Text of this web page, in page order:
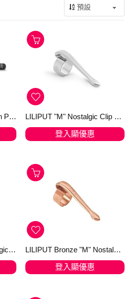
Kaweco LILIPUT Fountain Pen Black LILIPUT "M" Nostalgic Clip Silver Fountain Pen and Ball Pen with Cap
登入顯優惠
LILIPUT Black "S" Nostalgic Clip for the Ball Pen LILIPUT Bronze "M" Nostalgic Clip for Fountain Pen and Ball Pen with Cap
登入顯優惠